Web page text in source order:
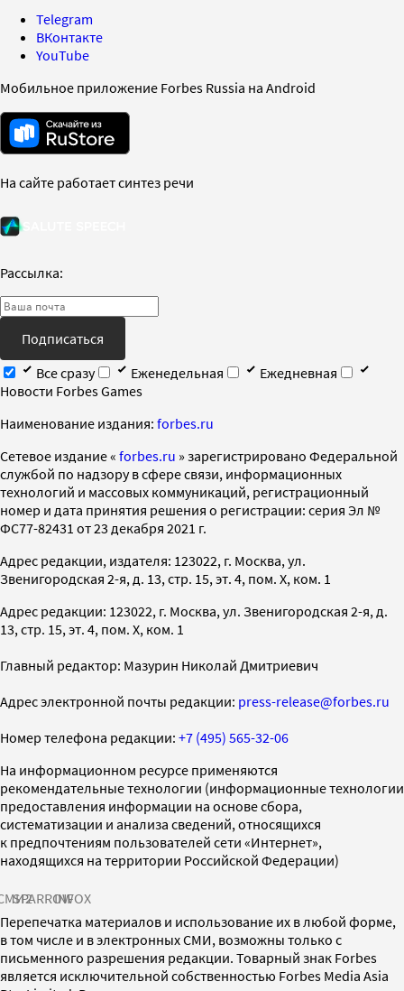
Telegram
ВКонтакте
YouTube
Мобильное приложение Forbes Russia на Android
На сайте работает синтез речи
Рассылка:
Подписаться
Все сразу
Еженедельная
Ежедневная
Новости Forbes Games
Наименование издания: forbes.ru
Cетевое издание « forbes.ru » зарегистрировано Федеральной
службой по надзору в сфере связи, информационных
технологий и массовых коммуникаций, регистрационный
номер и дата принятия решения о регистрации: серия Эл №
ФС77-82431 от 23 декабря 2021 г.
Адрес редакции, издателя: 123022, г. Москва, ул.
Звенигородская 2-я, д. 13, стр. 15, эт. 4, пом. X, ком. 1
Адрес редакции: 123022, г. Москва, ул. Звенигородская 2-я, д.
13, стр. 15, эт. 4, пом. X, ком. 1
Главный редактор: Мазурин Николай Дмитриевич
Адрес электронной почты редакции: press-release@forbes.ru
Номер телефона редакции: +7 (495) 565-32-06
На информационном ресурсе применяются
рекомендательные технологии (информационные технологии
предоставления информации на основе сбора,
систематизации и анализа сведений, относящихся
к предпочтениям пользователей сети «Интернет»,
находящихся на территории Российской Федерации)
SPARROWINFOX
Перепечатка материалов и использование их в любой форме,
в том числе и в электронных СМИ, возможны только с
письменного разрешения редакции. Товарный знак Forbes
является исключительной собственностью Forbes Media Asia